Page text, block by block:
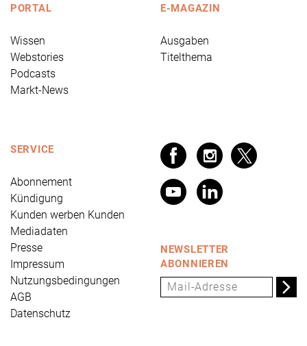
PORTAL
Wissen
Webstories
Podcasts
Markt-News
E-MAGAZIN
Ausgaben
Titelthema
SERVICE
Abonnement
Kündigung
Kunden werben Kunden
Mediadaten
Presse
Impressum
Nutzungsbedingungen
AGB
Datenschutz
NEWSLETTER
ABONNIEREN